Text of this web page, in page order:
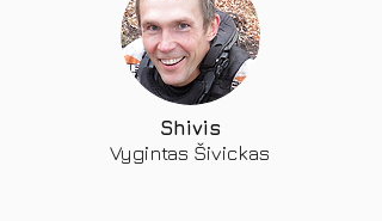
Shivis
Vygintas Šivickas